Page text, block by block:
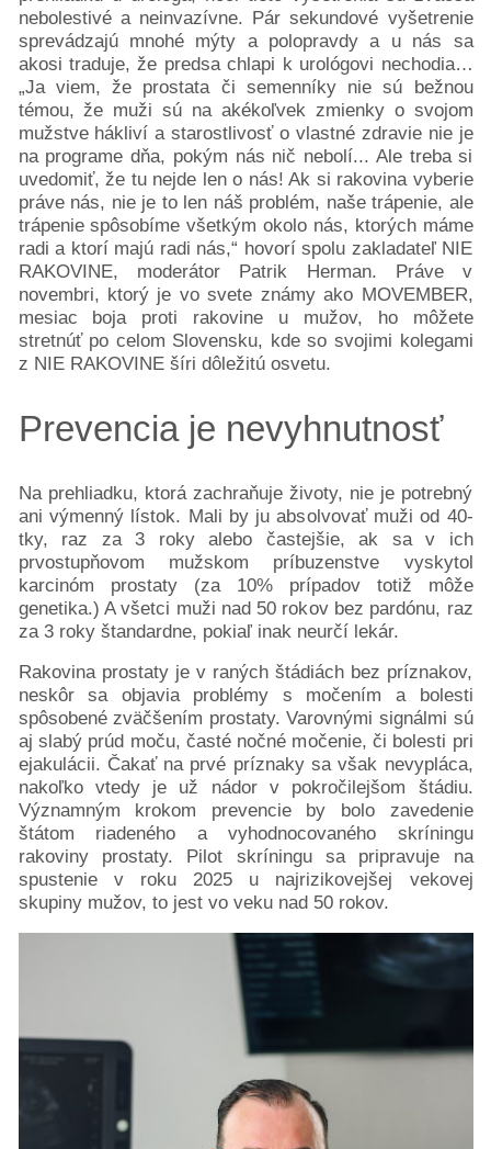
nebolestivé a neinvazívne. Pár sekundové vyšetrenie
sprevádzajú mnohé mýty a polopravdy a u nás sa
akosi traduje, že predsa chlapi k urológovi nechodia…
„Ja viem, že prostata či semenníky nie sú bežnou
témou, že muži sú na akékoľvek zmienky o svojom
mužstve hákliví a starostlivosť o vlastné zdravie nie je
na programe dňa, pokým nás nič nebolí... Ale treba si
uvedomiť, že tu nejde len o nás! Ak si rakovina vyberie
práve nás, nie je to len náš problém, naše trápenie, ale
trápenie spôsobíme všetkým okolo nás, ktorých máme
radi a ktorí majú radi nás,“ hovorí spolu zakladateľ NIE
RAKOVINE, moderátor Patrik Herman. Práve v
novembri, ktorý je vo svete známy ako MOVEMBER,
mesiac boja proti rakovine u mužov, ho môžete
stretnúť po celom Slovensku, kde so svojimi kolegami
z NIE RAKOVINE šíri dôležitú osvetu.
Prevencia je nevyhnutnosť
Na prehliadku, ktorá zachraňuje životy, nie je potrebný
ani výmenný lístok. Mali by ju absolvovať muži od 40-
tky, raz za 3 roky alebo častejšie, ak sa v ich
prvostupňovom mužskom príbuzenstve vyskytol
karcinóm prostaty (za 10% prípadov totiž môže
genetika.) A všetci muži nad 50 rokov bez pardónu, raz
za 3 roky štandardne, pokiaľ inak neurčí lekár.
Rakovina prostaty je v raných štádiách bez príznakov,
neskôr sa objavia problémy s močením a bolesti
spôsobené zväčšením prostaty. Varovnými signálmi sú
aj slabý prúd moču, časté nočné močenie, či bolesti pri
ejakulácii. Čakať na prvé príznaky sa však nevypláca,
nakoľko vtedy je už nádor v pokročilejšom štádiu.
Významným krokom prevencie by bolo zavedenie
štátom riadeného a vyhodnocovaného skríningu
rakoviny prostaty. Pilot skríningu sa pripravuje na
spustenie v roku 2025 u najrizikovejšej vekovej
skupiny mužov, to jest vo veku nad 50 rokov.